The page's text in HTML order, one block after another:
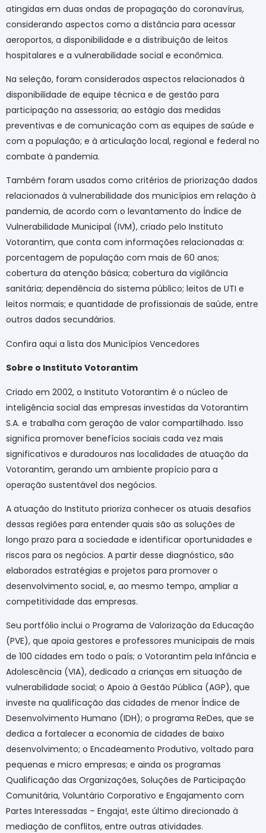
atingidas em duas ondas de propagação do coronavírus,
considerando aspectos como a distância para acessar
aeroportos, a disponibilidade e a distribuição de leitos
hospitalares e a vulnerabilidade social e econômica.
Na seleção, foram considerados aspectos relacionados à
disponibilidade de equipe técnica e de gestão para
participação na assessoria; ao estágio das medidas
preventivas e de comunicação com as equipes de saúde e
com a população; e à articulação local, regional e federal no
combate à pandemia.
Também foram usados como critérios de priorização dados
relacionados à vulnerabilidade dos municípios em relação à
pandemia, de acordo com o levantamento do Índice de
Vulnerabilidade Municipal (IVM), criado pelo Instituto
Votorantim, que conta com informações relacionadas a:
porcentagem de população com mais de 60 anos;
cobertura da atenção básica; cobertura da vigilância
sanitária; dependência do sistema público; leitos de UTI e
leitos normais; e quantidade de profissionais de saúde, entre
outros dados secundários.
Confira aqui a lista dos Municípios Vencedores
Sobre o Instituto Votorantim
Criado em 2002, o Instituto Votorantim é o núcleo de
inteligência social das empresas investidas da Votorantim
S.A. e trabalha com geração de valor compartilhado. Isso
significa promover benefícios sociais cada vez mais
significativos e duradouros nas localidades de atuação da
Votorantim, gerando um ambiente propício para a
operação sustentável dos negócios.
A atuação do Instituto prioriza conhecer os atuais desafios
dessas regiões para entender quais são as soluções de
longo prazo para a sociedade e identificar oportunidades e
riscos para os negócios. A partir desse diagnóstico, são
elaborados estratégias e projetos para promover o
desenvolvimento social, e, ao mesmo tempo, ampliar a
competitividade das empresas.
Seu portfólio inclui o Programa de Valorização da Educação
(PVE), que apoia gestores e professores municipais de mais
de 100 cidades em todo o país; o Votorantim pela Infância e
Adolescência (VIA), dedicado a crianças em situação de
vulnerabilidade social; o Apoio à Gestão Pública (AGP), que
investe na qualificação das cidades de menor Índice de
Desenvolvimento Humano (IDH); o programa ReDes, que se
dedica a fortalecer a economia de cidades de baixo
desenvolvimento; o Encadeamento Produtivo, voltado para
pequenas e micro empresas; e ainda os programas
Qualificação das Organizações, Soluções de Participação
Comunitária, Voluntário Corporativo e Engajamento com
Partes Interessadas – Engaja!, este último direcionado à
mediação de conflitos, entre outras atividades.